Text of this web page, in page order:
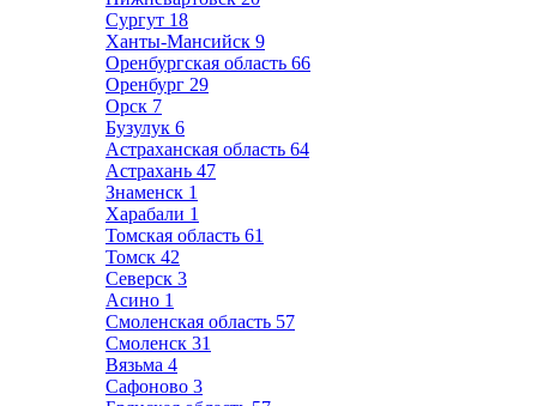
Сургут 18
Ханты-Мансийск 9
Оренбургская область 66
Оренбург 29
Орск 7
Бузулук 6
Астраханская область 64
Астрахань 47
Знаменск 1
Харабали 1
Томская область 61
Томск 42
Северск 3
Асино 1
Смоленская область 57
Смоленск 31
Вязьма 4
Сафоново 3